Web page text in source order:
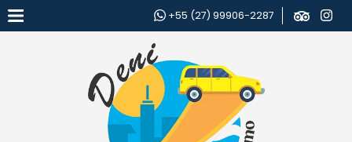
+55 (27) 99906-2287